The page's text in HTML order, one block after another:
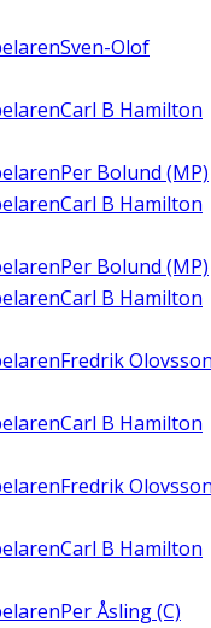
Sven-Olof
Carl B Hamilton
Per Bolund (MP)
Carl B Hamilton
Per Bolund (MP)
Carl B Hamilton
Fredrik
Carl B Hamilton
Fredrik
Carl B Hamilton
Per Åsling (C)